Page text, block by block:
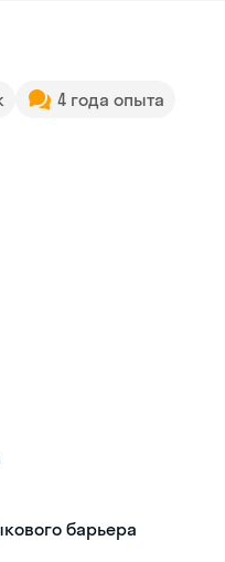
4 года опыта
барьера